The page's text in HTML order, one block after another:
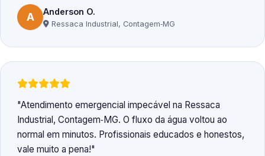
A Anderson O.
Ressaca Industrial, Contagem‑MG
Atendimento emergencial impecável na Ressaca
Industrial, Contagem‑MG. O fluxo da água voltou ao
normal em minutos. Profissionais educados e honestos,
vale muito a pena!